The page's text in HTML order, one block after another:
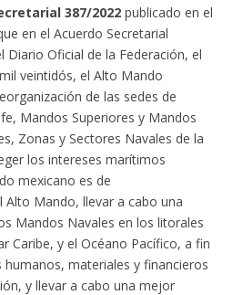
387/2022 publicado en el
en el Acuerdo Secretarial
Diario Oficial de la Federación, el
veintidós, el Alto Mando
de las sedes de
Mandos Superiores y Mandos
Zonas y Sectores Navales de la
los intereses marítimos
mexicano es de
Mando, llevar a cabo una
Mandos Navales en los litorales
Caribe, y el Océano Pacífico, a fin
materiales y financieros
y llevar a cabo una mejor